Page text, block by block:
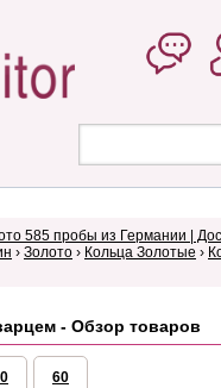
585 пробы из Германии |
› Золото › Кольца Золотые ›
- Обзор товаров
60